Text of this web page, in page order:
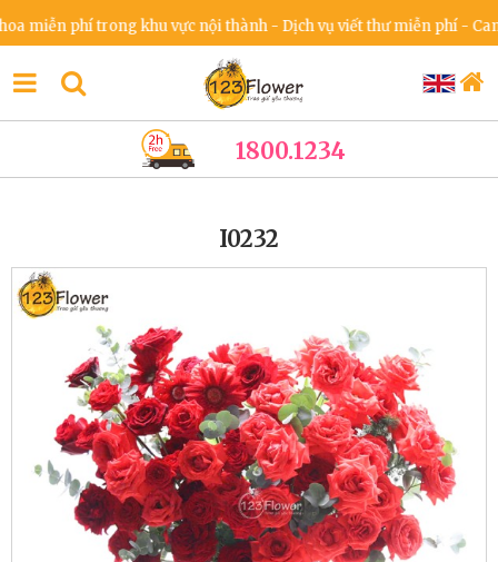
phí trong khu vực nội thành - Dịch vụ viết thư miễn phí - Cam
1800.1234
I0232